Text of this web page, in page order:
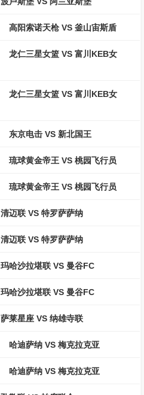
高阳索诺天枪 VS 釜山宙斯盾
龙仁三星女篮 VS 富川KEB女
龙仁三星女篮 VS 富川KEB女
东京电击 VS 新北国王
琉球黄金帝王 VS 桃园飞行员
琉球黄金帝王 VS 桃园飞行员
清迈联 VS 特罗萨萨纳
清迈联 VS 特罗萨萨纳
玛哈沙拉堪联 VS 曼谷FC
玛哈沙拉堪联 VS 曼谷FC
萨莱星座 VS 纳雄寺联
哈迪萨纳 VS 梅克拉克亚
哈迪萨纳 VS 梅克拉克亚